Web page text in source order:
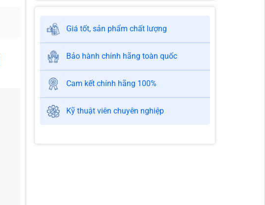
Giá tốt, sản phẩm chất lượng
Bảo hành chính hãng toàn quốc
Cam kết chính hãng 100%
Kỹ thuật viên chuyên nghiệp